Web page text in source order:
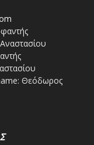
Θεόδωρος